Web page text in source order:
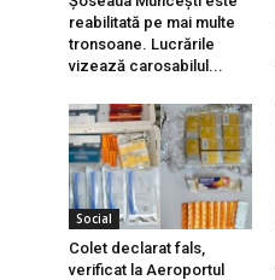
reabilitată pe mai multe
tronsoane. Lucrările
vizează carosabilul...
Social
Colet declarat fals,
verificat la Aeroportul